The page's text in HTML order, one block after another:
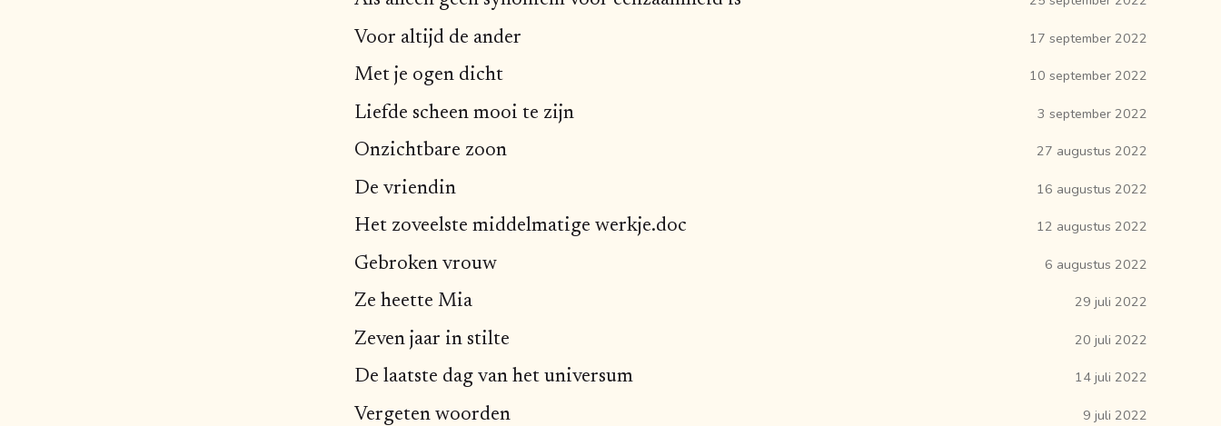
17 september 2022
Voor altijd de ander
10 september 2022
Met je ogen dicht
3 september 2022
Liefde scheen mooi te zijn
27 augustus 2022
Onzichtbare zoon
16 augustus 2022
De vriendin
12 augustus 2022
Het zoveelste middelmatige werkje.doc
6 augustus 2022
Gebroken vrouw
29 juli 2022
Ze heette Mia
20 juli 2022
Zeven jaar in stilte
14 juli 2022
De laatste dag van het universum
9 juli 2022
Vergeten woorden